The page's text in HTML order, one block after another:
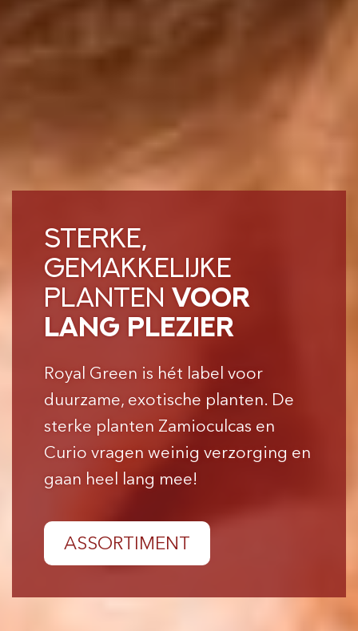
STERKE,
GEMAKKELIJKE
PLANTEN VOOR
LANG PLEZIER
Royal Green is hét label voor
duurzame, exotische planten. De
sterke planten Zamioculcas en
Curio vragen weinig verzorging en
gaan heel lang mee!
ASSORTIMENT